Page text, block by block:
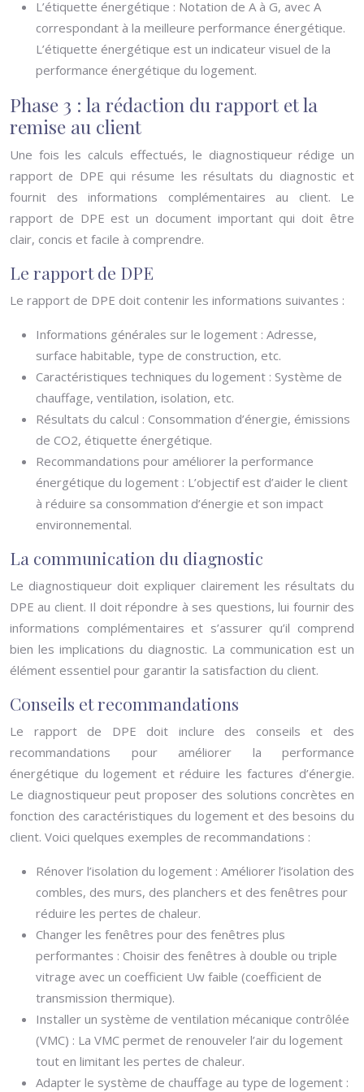
L’étiquette énergétique : Notation de A à G, avec A
correspondant à la meilleure performance énergétique.
L’étiquette énergétique est un indicateur visuel de la
performance énergétique du logement.
Phase 3 : la rédaction du rapport et la
remise au client
Une fois les calculs effectués, le diagnostiqueur rédige un
rapport de DPE qui résume les résultats du diagnostic et
fournit des informations complémentaires au client. Le
rapport de DPE est un document important qui doit être
clair, concis et facile à comprendre.
Le rapport de DPE
Le rapport de DPE doit contenir les informations suivantes :
Informations générales sur le logement : Adresse,
surface habitable, type de construction, etc.
Caractéristiques techniques du logement : Système de
chauffage, ventilation, isolation, etc.
Résultats du calcul : Consommation d’énergie, émissions
de CO2, étiquette énergétique.
Recommandations pour améliorer la performance
énergétique du logement : L’objectif est d’aider le client
à réduire sa consommation d’énergie et son impact
environnemental.
La communication du diagnostic
Le diagnostiqueur doit expliquer clairement les résultats du
DPE au client. Il doit répondre à ses questions, lui fournir des
informations complémentaires et s’assurer qu’il comprend
bien les implications du diagnostic. La communication est un
élément essentiel pour garantir la satisfaction du client.
Conseils et recommandations
Le rapport de DPE doit inclure des conseils et des
recommandations pour améliorer la performance
énergétique du logement et réduire les factures d’énergie.
Le diagnostiqueur peut proposer des solutions concrètes en
fonction des caractéristiques du logement et des besoins du
client. Voici quelques exemples de recommandations :
Rénover l’isolation du logement : Améliorer l’isolation des
combles, des murs, des planchers et des fenêtres pour
réduire les pertes de chaleur.
Changer les fenêtres pour des fenêtres plus
performantes : Choisir des fenêtres à double ou triple
vitrage avec un coefficient Uw faible (coefficient de
transmission thermique).
Installer un système de ventilation mécanique contrôlée
(VMC) : La VMC permet de renouveler l’air du logement
tout en limitant les pertes de chaleur.
Adapter le système de chauffage au type de logement :